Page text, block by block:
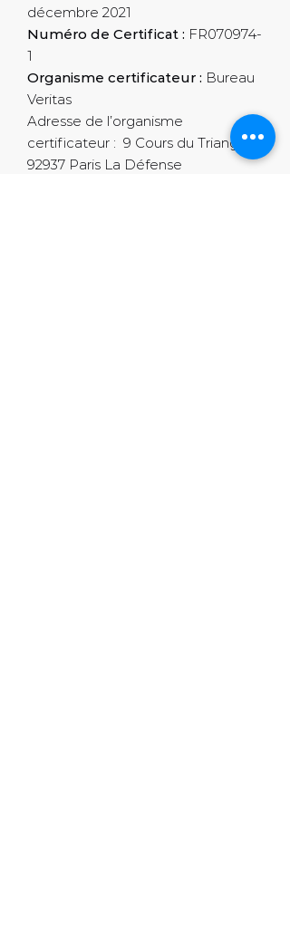
décembre 2021
Numéro de Certificat : FR070974-
1
Organisme certificateur : Bureau
Veritas
Adresse de l’organisme
certificateur : 9 Cours du Triangle -
92937 Paris La Défense